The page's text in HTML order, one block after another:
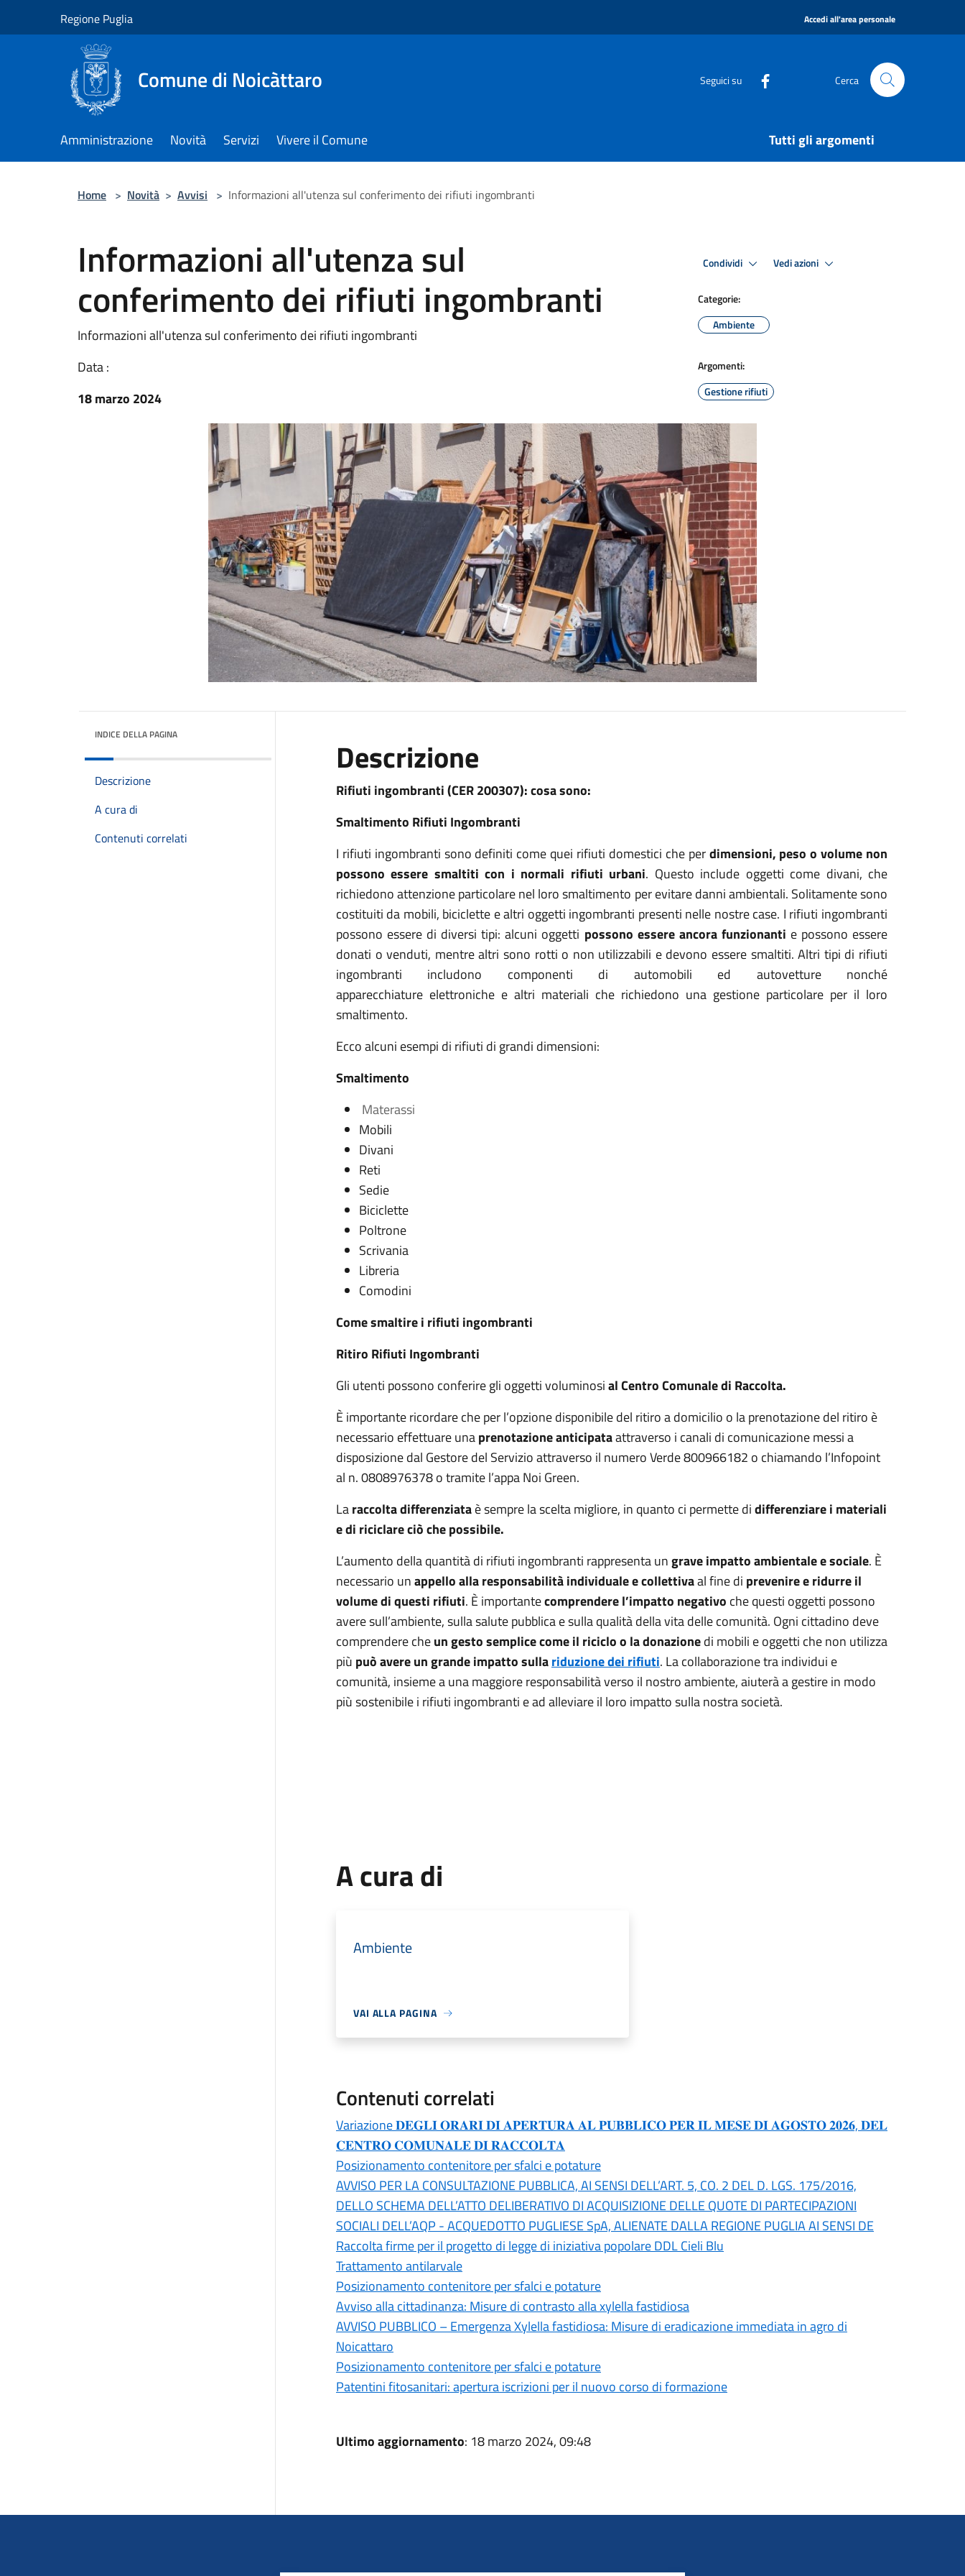
Regione Puglia Accedi all'area personale
Comune di Noicàttaro Seguici su Cerca
Amministrazione Novità Servizi Vivere il Comune Tutti gli argomenti
Home > Novità > Avvisi > Informazioni all'utenza sul conferimento dei rifiuti ingombranti
Informazioni all'utenza sul
conferimento dei rifiuti ingombranti
Informazioni all'utenza sul conferimento dei rifiuti ingombranti
Data :
18 marzo 2024
Condividi Vedi azioni
Categorie:
Ambiente
Argomenti:
Gestione rifiuti
INDICE DELLA PAGINA
Descrizione
A cura di
Contenuti correlati
Descrizione
Rifiuti ingombranti (CER 200307): cosa sono:
Smaltimento Rifiuti Ingombranti
I rifiuti ingombranti sono definiti come quei rifiuti domestici che perdimensioni, peso o volume non
possono essere smaltiti con i normali rifiuti urbani. Questo include oggetti come divani, che
richiedono attenzione particolare nel loro smaltimento per evitare danni ambientali. Solitamente sono
costituiti da mobili, biciclette e altri oggetti ingombranti presenti nelle nostre case. I rifiuti ingombranti
possono essere di diversi tipi: alcuni oggetti possono essere ancora funzionanti e possono essere
donati o venduti, mentre altri sono rotti o non utilizzabili e devono essere smaltiti. Altri tipi di rifiuti
ingombranti includono componenti di automobili ed autovetture nonché
apparecchiature elettroniche e altri materiali che richiedono una gestione particolare per il loro
smaltimento.
Ecco alcuni esempi di rifiuti di grandi dimensioni:
Smaltimento
Materassi
Mobili
Divani
Reti
Sedie
Biciclette
Poltrone
Scrivania
Libreria
Comodini
Come smaltire i rifiuti ingombranti
Ritiro Rifiuti Ingombranti
Gli utenti possono conferire gli oggetti voluminosial Centro Comunale di Raccolta.
È importante ricordare che per l’opzione disponibile del ritiro a domicilio o la prenotazione del ritiro è
necessario effettuare unaprenotazione anticipataattraverso i canali di comunicazione messi a
disposizione dal Gestore del Servizio attraverso il numero Verde 800966182 o chiamando l’Infopoint
al n. 0808976378 o tramite l’appa Noi Green.
Laraccolta differenziataè sempre la scelta migliore, in quanto ci permette didifferenziare i materiali
e di riciclare ciò che possibile.
L’aumento della quantità di rifiuti ingombranti rappresenta ungrave impatto ambientale e sociale. È
necessario unappello alla responsabilità individuale e collettivaal fine di prevenire e ridurre il
volume di questi rifiuti. È importantecomprendere l’impatto negativo che questi oggetti possono
avere sull’ambiente, sulla salute pubblica e sulla qualità della vita delle comunità. Ogni cittadino deve
comprendere cheun gesto semplice come il riciclo o la donazionedi mobili e oggetti che non utilizza
più può avere un grande impatto sullariduzione dei rifiuti. La collaborazione tra individui e
comunità, insieme a una maggiore responsabilità verso il nostro ambiente, aiuterà a gestire in modo
più sostenibile i rifiuti ingombranti e ad alleviare il loro impatto sulla nostra società.
A cura di
Ambiente
VAI ALLA PAGINA
Contenuti correlati
Variazione 𝐃𝐄𝐆𝐋𝐈 𝐎𝐑𝐀𝐑𝐈 𝐃𝐈 𝐀𝐏𝐄𝐑𝐓𝐔𝐑𝐀 𝐀𝐋 𝐏𝐔𝐁𝐁𝐋𝐈𝐂𝐎 𝐏𝐄𝐑 𝐈𝐋 𝐌𝐄𝐒𝐄 𝐃𝐈 𝐀𝐆𝐎𝐒𝐓𝐎 𝟐𝟎𝟐𝟔, 𝐃𝐄𝐋
𝐂𝐄𝐍𝐓𝐑𝐎 𝐂𝐎𝐌𝐔𝐍𝐀𝐋𝐄 𝐃𝐈 𝐑𝐀𝐂𝐂𝐎𝐋𝐓𝐀
Posizionamento contenitore per sfalci e potature
AVVISO PER LA CONSULTAZIONE PUBBLICA, AI SENSI DELL’ART. 5, CO. 2 DEL D. LGS. 175/2016,
DELLO SCHEMA DELL’ATTO DELIBERATIVO DI ACQUISIZIONE DELLE QUOTE DI PARTECIPAZIONI
SOCIALI DELL’AQP - ACQUEDOTTO PUGLIESE SpA, ALIENATE DALLA REGIONE PUGLIA AI SENSI DE
Raccolta firme per il progetto di legge di iniziativa popolare DDL Cieli Blu
Trattamento antilarvale
Posizionamento contenitore per sfalci e potature
Avviso alla cittadinanza: Misure di contrasto alla xylella fastidiosa
AVVISO PUBBLICO – Emergenza Xylella fastidiosa: Misure di eradicazione immediata in agro di
Noicattaro
Posizionamento contenitore per sfalci e potature
Patentini fitosanitari: apertura iscrizioni per il nuovo corso di formazione
Ultimo aggiornamento: 18 marzo 2024, 09:48